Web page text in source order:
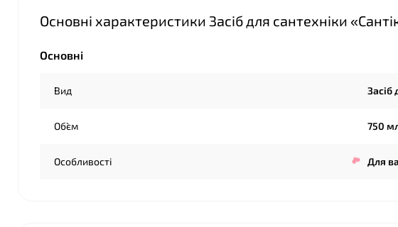
Основні характеристики Засіб для сантехніки
Основні
Вид Засіб
Об`єм 750
Особливості Для